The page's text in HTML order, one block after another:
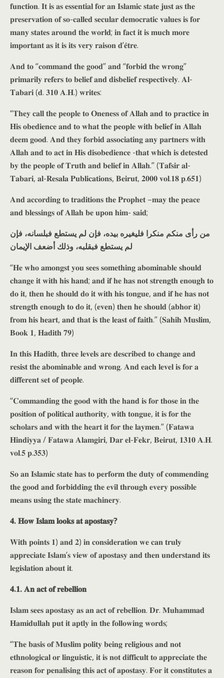
𝐟𝐮𝐧𝐜𝐭𝐢𝐨𝐧. 𝐈𝐭 𝐢𝐬 𝐚𝐬 𝐞𝐬𝐬𝐞𝐧𝐭𝐢𝐚𝐥 𝐟𝐨𝐫 𝐚𝐧 𝐈𝐬𝐥𝐚𝐦𝐢𝐜 𝐬𝐭𝐚𝐭𝐞 𝐣𝐮𝐬𝐭 𝐚𝐬 𝐭𝐡𝐞
𝐩𝐫𝐞𝐬𝐞𝐫𝐯𝐚𝐭𝐢𝐨𝐧 𝐨𝐟 𝐬𝐨-𝐜𝐚𝐥𝐥𝐞𝐝 𝐬𝐞𝐜𝐮𝐥𝐚𝐫 𝐝𝐞𝐦𝐨𝐜𝐫𝐚𝐭𝐢𝐜 𝐯𝐚𝐥𝐮𝐞𝐬 𝐢𝐬 𝐟𝐨𝐫
𝐦𝐚𝐧𝐲 𝐬𝐭𝐚𝐭𝐞𝐬 𝐚𝐫𝐨𝐮𝐧𝐝 𝐭𝐡𝐞 𝐰𝐨𝐫𝐥𝐝; 𝐢𝐧 𝐟𝐚𝐜𝐭 𝐢𝐭 𝐢𝐬 𝐦𝐮𝐜𝐡 𝐦𝐨𝐫𝐞
𝐢𝐦𝐩𝐨𝐫𝐭𝐚𝐧𝐭 𝐚𝐬 𝐢𝐭 𝐢𝐬 𝐢𝐭𝐬 𝐯𝐞𝐫𝐲 𝐫𝐚𝐢𝐬𝐨𝐧 𝐝’𝐞̂𝐭𝐫𝐞.
𝐀𝐧𝐝 𝐭𝐨 “𝐜𝐨𝐦𝐦𝐚𝐧𝐝 𝐭𝐡𝐞 𝐠𝐨𝐨𝐝” 𝐚𝐧𝐝 “𝐟𝐨𝐫𝐛𝐢𝐝 𝐭𝐡𝐞 𝐰𝐫𝐨𝐧𝐠”
𝐩𝐫𝐢𝐦𝐚𝐫𝐢𝐥𝐲 𝐫𝐞𝐟𝐞𝐫𝐬 𝐭𝐨 𝐛𝐞𝐥𝐢𝐞𝐟 𝐚𝐧𝐝 𝐝𝐢𝐬𝐛𝐞𝐥𝐢𝐞𝐟 𝐫𝐞𝐬𝐩𝐞𝐜𝐭𝐢𝐯𝐞𝐥𝐲. 𝐀𝐥-
𝐓𝐚𝐛𝐚𝐫𝐢 (𝐝. 𝟑𝟏𝟎 𝐀.𝐇.) 𝐰𝐫𝐢𝐭𝐞𝐬:
“𝐓𝐡𝐞𝐲 𝐜𝐚𝐥𝐥 𝐭𝐡𝐞 𝐩𝐞𝐨𝐩𝐥𝐞 𝐭𝐨 𝐎𝐧𝐞𝐧𝐞𝐬𝐬 𝐨𝐟 𝐀𝐥𝐥𝐚𝐡 𝐚𝐧𝐝 𝐭𝐨 𝐩𝐫𝐚𝐜𝐭𝐢𝐜𝐞 𝐢𝐧
𝐇𝐢𝐬 𝐨𝐛𝐞𝐝𝐢𝐞𝐧𝐜𝐞 𝐚𝐧𝐝 𝐭𝐨 𝐰𝐡𝐚𝐭 𝐭𝐡𝐞 𝐩𝐞𝐨𝐩𝐥𝐞 𝐰𝐢𝐭𝐡 𝐛𝐞𝐥𝐢𝐞𝐟 𝐢𝐧 𝐀𝐥𝐥𝐚𝐡
𝐝𝐞𝐞𝐦 𝐠𝐨𝐨𝐝. 𝐀𝐧𝐝 𝐭𝐡𝐞𝐲 𝐟𝐨𝐫𝐛𝐢𝐝 𝐚𝐬𝐬𝐨𝐜𝐢𝐚𝐭𝐢𝐧𝐠 𝐚𝐧𝐲 𝐩𝐚𝐫𝐭𝐧𝐞𝐫𝐬 𝐰𝐢𝐭𝐡
𝐀𝐥𝐥𝐚𝐡 𝐚𝐧𝐝 𝐭𝐨 𝐚𝐜𝐭 𝐢𝐧 𝐇𝐢𝐬 𝐝𝐢𝐬𝐨𝐛𝐞𝐝𝐢𝐞𝐧𝐜𝐞 -𝐭𝐡𝐚𝐭 𝐰𝐡𝐢𝐜𝐡 𝐢𝐬 𝐝𝐞𝐭𝐞𝐬𝐭𝐞𝐝
𝐛𝐲 𝐭𝐡𝐞 𝐩𝐞𝐨𝐩𝐥𝐞 𝐨𝐟 𝐓𝐫𝐮𝐭𝐡 𝐚𝐧𝐝 𝐛𝐞𝐥𝐢𝐞𝐟 𝐢𝐧 𝐀𝐥𝐥𝐚𝐡.” (𝐓𝐚𝐟𝐬𝐢𝐫 𝐚𝐥-
𝐓𝐚𝐛𝐚𝐫𝐢, 𝐚𝐥-𝐑𝐞𝐬𝐚𝐥𝐚 𝐏𝐮𝐛𝐥𝐢𝐜𝐚𝐭𝐢𝐨𝐧𝐬, 𝐁𝐞𝐢𝐫𝐮𝐭, 𝟐𝟎𝟎𝟎 𝐯𝐨𝐥.𝟏𝟖 𝐩.𝟔𝟓𝟏)
𝐀𝐧𝐝 𝐚𝐜𝐜𝐨𝐫𝐝𝐢𝐧𝐠 𝐭𝐨 𝐭𝐫𝐚𝐝𝐢𝐭𝐢𝐨𝐧𝐬 𝐭𝐡𝐞 𝐏𝐫𝐨𝐩𝐡𝐞𝐭 –𝐦𝐚𝐲 𝐭𝐡𝐞 𝐩𝐞𝐚𝐜𝐞
𝐚𝐧𝐝 𝐛𝐥𝐞𝐬𝐬𝐢𝐧𝐠𝐬 𝐨𝐟 𝐀𝐥𝐥𝐚𝐡 𝐛𝐞 𝐮𝐩𝐨𝐧 𝐡𝐢𝐦- 𝐬𝐚𝐢𝐝;
من رأى منكم منكرا فليغيره بيده، فإن لم يستطع فبلسانه، فإن
لم يستطع فبقلبه، وذلك أضعف الإيمان
“𝐇𝐞 𝐰𝐡𝐨 𝐚𝐦𝐨𝐧𝐠𝐬𝐭 𝐲𝐨𝐮 𝐬𝐞𝐞𝐬 𝐬𝐨𝐦𝐞𝐭𝐡𝐢𝐧𝐠 𝐚𝐛𝐨𝐦𝐢𝐧𝐚𝐛𝐥𝐞 𝐬𝐡𝐨𝐮𝐥𝐝
𝐜𝐡𝐚𝐧𝐠𝐞 𝐢𝐭 𝐰𝐢𝐭𝐡 𝐡𝐢𝐬 𝐡𝐚𝐧𝐝; 𝐚𝐧𝐝 𝐢𝐟 𝐡𝐞 𝐡𝐚𝐬 𝐧𝐨𝐭 𝐬𝐭𝐫𝐞𝐧𝐠𝐭𝐡 𝐞𝐧𝐨𝐮𝐠𝐡 𝐭𝐨
𝐝𝐨 𝐢𝐭, 𝐭𝐡𝐞𝐧 𝐡𝐞 𝐬𝐡𝐨𝐮𝐥𝐝 𝐝𝐨 𝐢𝐭 𝐰𝐢𝐭𝐡 𝐡𝐢𝐬 𝐭𝐨𝐧𝐠𝐮𝐞, 𝐚𝐧𝐝 𝐢𝐟 𝐡𝐞 𝐡𝐚𝐬 𝐧𝐨𝐭
𝐬𝐭𝐫𝐞𝐧𝐠𝐭𝐡 𝐞𝐧𝐨𝐮𝐠𝐡 𝐭𝐨 𝐝𝐨 𝐢𝐭, (𝐞𝐯𝐞𝐧) 𝐭𝐡𝐞𝐧 𝐡𝐞 𝐬𝐡𝐨𝐮𝐥𝐝 (𝐚𝐛𝐡𝐨𝐫 𝐢𝐭)
𝐟𝐫𝐨𝐦 𝐡𝐢𝐬 𝐡𝐞𝐚𝐫𝐭, 𝐚𝐧𝐝 𝐭𝐡𝐚𝐭 𝐢𝐬 𝐭𝐡𝐞 𝐥𝐞𝐚𝐬𝐭 𝐨𝐟 𝐟𝐚𝐢𝐭𝐡.” (𝐒𝐚𝐡𝐢𝐡 𝐌𝐮𝐬𝐥𝐢𝐦,
𝐁𝐨𝐨𝐤 𝟏, 𝐇𝐚𝐝𝐢𝐭𝐡 𝟕𝟗)
𝐈𝐧 𝐭𝐡𝐢𝐬 𝐇𝐚𝐝𝐢𝐭𝐡, 𝐭𝐡𝐫𝐞𝐞 𝐥𝐞𝐯𝐞𝐥𝐬 𝐚𝐫𝐞 𝐝𝐞𝐬𝐜𝐫𝐢𝐛𝐞𝐝 𝐭𝐨 𝐜𝐡𝐚𝐧𝐠𝐞 𝐚𝐧𝐝
𝐫𝐞𝐬𝐢𝐬𝐭 𝐭𝐡𝐞 𝐚𝐛𝐨𝐦𝐢𝐧𝐚𝐛𝐥𝐞 𝐚𝐧𝐝 𝐰𝐫𝐨𝐧𝐠. 𝐀𝐧𝐝 𝐞𝐚𝐜𝐡 𝐥𝐞𝐯𝐞𝐥 𝐢𝐬 𝐟𝐨𝐫 𝐚
𝐝𝐢𝐟𝐟𝐞𝐫𝐞𝐧𝐭 𝐬𝐞𝐭 𝐨𝐟 𝐩𝐞𝐨𝐩𝐥𝐞.
“𝐂𝐨𝐦𝐦𝐚𝐧𝐝𝐢𝐧𝐠 𝐭𝐡𝐞 𝐠𝐨𝐨𝐝 𝐰𝐢𝐭𝐡 𝐭𝐡𝐞 𝐡𝐚𝐧𝐝 𝐢𝐬 𝐟𝐨𝐫 𝐭𝐡𝐨𝐬𝐞 𝐢𝐧 𝐭𝐡𝐞
𝐩𝐨𝐬𝐢𝐭𝐢𝐨𝐧 𝐨𝐟 𝐩𝐨𝐥𝐢𝐭𝐢𝐜𝐚𝐥 𝐚𝐮𝐭𝐡𝐨𝐫𝐢𝐭𝐲, 𝐰𝐢𝐭𝐡 𝐭𝐨𝐧𝐠𝐮𝐞, 𝐢𝐭 𝐢𝐬 𝐟𝐨𝐫 𝐭𝐡𝐞
𝐬𝐜𝐡𝐨𝐥𝐚𝐫𝐬 𝐚𝐧𝐝 𝐰𝐢𝐭𝐡 𝐭𝐡𝐞 𝐡𝐞𝐚𝐫𝐭 𝐢𝐭 𝐟𝐨𝐫 𝐭𝐡𝐞 𝐥𝐚𝐲𝐦𝐞𝐧.” (𝐅𝐚𝐭𝐚𝐰𝐚
𝐇𝐢𝐧𝐝𝐢𝐲𝐲𝐚 / 𝐅𝐚𝐭𝐚𝐰𝐚 𝐀𝐥𝐚𝐦𝐠𝐢𝐫𝐢, 𝐃𝐚𝐫 𝐞𝐥-𝐅𝐞𝐤𝐫, 𝐁𝐞𝐢𝐫𝐮𝐭, 𝟏𝟑𝟏𝟎 𝐀.𝐇.
𝐯𝐨𝐥.𝟓 𝐩.𝟑𝟓𝟑)
𝐒𝐨 𝐚𝐧 𝐈𝐬𝐥𝐚𝐦𝐢𝐜 𝐬𝐭𝐚𝐭𝐞 𝐡𝐚𝐬 𝐭𝐨 𝐩𝐞𝐫𝐟𝐨𝐫𝐦 𝐭𝐡𝐞 𝐝𝐮𝐭𝐲 𝐨𝐟 𝐜𝐨𝐦𝐦𝐞𝐧𝐝𝐢𝐧𝐠
𝐭𝐡𝐞 𝐠𝐨𝐨𝐝 𝐚𝐧𝐝 𝐟𝐨𝐫𝐛𝐢𝐝𝐝𝐢𝐧𝐠 𝐭𝐡𝐞 𝐞𝐯𝐢𝐥 𝐭𝐡𝐫𝐨𝐮𝐠𝐡 𝐞𝐯𝐞𝐫𝐲 𝐩𝐨𝐬𝐬𝐢𝐛𝐥𝐞
𝐦𝐞𝐚𝐧𝐬 𝐮𝐬𝐢𝐧𝐠 𝐭𝐡𝐞 𝐬𝐭𝐚𝐭𝐞 𝐦𝐚𝐜𝐡𝐢𝐧𝐞𝐫𝐲.
𝟒. 𝐇𝐨𝐰 𝐈𝐬𝐥𝐚𝐦 𝐥𝐨𝐨𝐤𝐬 𝐚𝐭 𝐚𝐩𝐨𝐬𝐭𝐚𝐬𝐲?
𝐖𝐢𝐭𝐡 𝐩𝐨𝐢𝐧𝐭𝐬 𝟏) 𝐚𝐧𝐝 𝟐) 𝐢𝐧 𝐜𝐨𝐧𝐬𝐢𝐝𝐞𝐫𝐚𝐭𝐢𝐨𝐧 𝐰𝐞 𝐜𝐚𝐧 𝐭𝐫𝐮𝐥𝐲
𝐚𝐩𝐩𝐫𝐞𝐜𝐢𝐚𝐭𝐞 𝐈𝐬𝐥𝐚𝐦’𝐬 𝐯𝐢𝐞𝐰 𝐨𝐟 𝐚𝐩𝐨𝐬𝐭𝐚𝐬𝐲 𝐚𝐧𝐝 𝐭𝐡𝐞𝐧 𝐮𝐧𝐝𝐞𝐫𝐬𝐭𝐚𝐧𝐝 𝐢𝐭𝐬
𝐥𝐞𝐠𝐢𝐬𝐥𝐚𝐭𝐢𝐨𝐧 𝐚𝐛𝐨𝐮𝐭 𝐢𝐭.
𝟒.𝟏. 𝐀𝐧 𝐚𝐜𝐭 𝐨𝐟 𝐫𝐞𝐛𝐞𝐥𝐥𝐢𝐨𝐧
𝐈𝐬𝐥𝐚𝐦 𝐬𝐞𝐞𝐬 𝐚𝐩𝐨𝐬𝐭𝐚𝐬𝐲 𝐚𝐬 𝐚𝐧 𝐚𝐜𝐭 𝐨𝐟 𝐫𝐞𝐛𝐞𝐥𝐥𝐢𝐨𝐧. 𝐃𝐫. 𝐌𝐮𝐡𝐚𝐦𝐦𝐚𝐝
𝐇𝐚𝐦𝐢𝐝𝐮𝐥𝐥𝐚𝐡 𝐩𝐮𝐭 𝐢𝐭 𝐚𝐩𝐭𝐥𝐲 𝐢𝐧 𝐭𝐡𝐞 𝐟𝐨𝐥𝐥𝐨𝐰𝐢𝐧𝐠 𝐰𝐨𝐫𝐝𝐬;
“𝐓𝐡𝐞 𝐛𝐚𝐬𝐢𝐬 𝐨𝐟 𝐌𝐮𝐬𝐥𝐢𝐦 𝐩𝐨𝐥𝐢𝐭𝐲 𝐛𝐞𝐢𝐧𝐠 𝐫𝐞𝐥𝐢𝐠𝐢𝐨𝐮𝐬 𝐚𝐧𝐝 𝐧𝐨𝐭
𝐞𝐭𝐡𝐧𝐨𝐥𝐨𝐠𝐢𝐜𝐚𝐥 𝐨𝐫 𝐥𝐢𝐧𝐠𝐮𝐢𝐬𝐭𝐢𝐜, 𝐢𝐭 𝐢𝐬 𝐧𝐨𝐭 𝐝𝐢𝐟𝐟𝐢𝐜𝐮𝐥𝐭 𝐭𝐨 𝐚𝐩𝐩𝐫𝐞𝐜𝐢𝐚𝐭𝐞 𝐭𝐡𝐞
𝐫𝐞𝐚𝐬𝐨𝐧 𝐟𝐨𝐫 𝐩𝐞𝐧𝐚𝐥𝐢𝐬𝐢𝐧𝐠 𝐭𝐡𝐢𝐬 𝐚𝐜𝐭 𝐨𝐟 𝐚𝐩𝐨𝐬𝐭𝐚𝐬𝐲. 𝐅𝐨𝐫 𝐢𝐭 𝐜𝐨𝐧𝐬𝐭𝐢𝐭𝐮𝐭𝐞𝐬 𝐚